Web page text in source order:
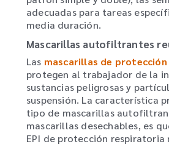
adecuadas para tareas
media duración.
Mascarillas autofiltrantes
Las mascarillas de
protegen al trabajador de la
sustancias peligrosas y
suspensión. La característica
tipo de mascarillas
mascarillas desechables, es
EPI de protección respiratoria